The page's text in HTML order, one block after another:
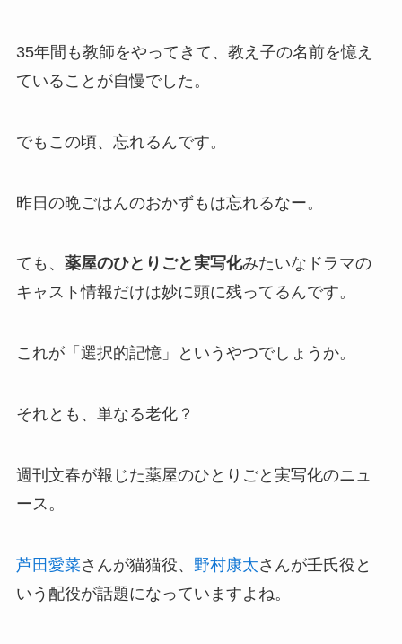
35年間も教師をやってきて、教え子の名前を憶え
ていることが自慢でした。
でもこの頃、忘れるんです。
昨日の晩ごはんのおかずもは忘れるなー。
ても、 薬屋のひとりごと実写化みたいなドラマの
キャスト情報だけは妙に頭に残ってるんです。
これが「選択的記憶」というやつでしょうか。
それとも、単なる老化？
週刊文春が報じた薬屋のひとりごと実写化のニュ
ース。
芦田愛菜さんが猫猫役、 野村康太さんが壬氏役と
いう配役が話題になっていますよね。